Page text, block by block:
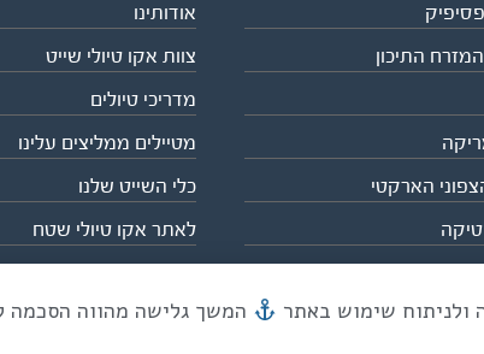
התיכון
הארקטי
אודותינו
צוות אקו טיולי שייט
מדריכי טיולים
מטיילים ממליצים עלינו
כלי השייט שלנו
לאתר אקו טיולי שטח
מייל mail@eco.co.il | כתובתנו המסגר 55, תל
המשך גלישה מהווה הסכמה